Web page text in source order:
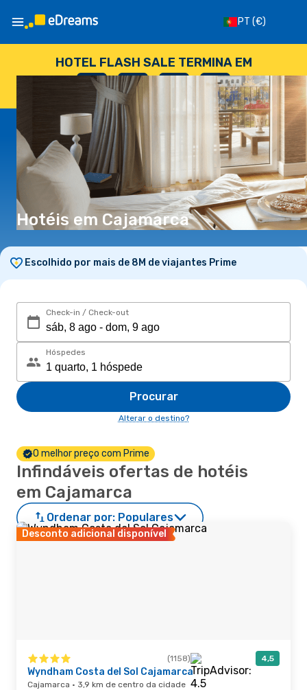
PT (€)
HOTEL FLASH SALE TERMINA EM
--
DIAS
: --
HORAS
: --
SEGUNDOS
Hotéis em Cajamarca
Escolhido por mais de 8M de viajantes Prime
Check-in / Check-out
Hóspedes
Procurar
Alterar o destino?
O melhor preço com Prime
Infindáveis ofertas de hotéis
em Cajamarca
Ordenar por: Populares
Desconto adicional disponível
(1158) 4,5
Wyndham Costa del Sol Cajamarca
Cajamarca · 3,9 km de centro da cidade